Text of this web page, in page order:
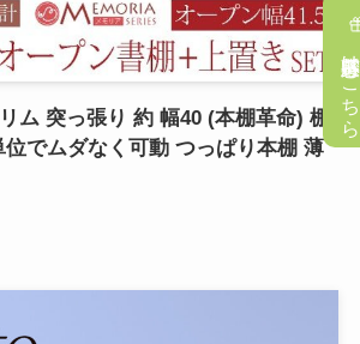
ム 突っ張り 約 幅40 (本棚革命) 棚
でムダなく可動 つっぱり本棚 薄
懸賞応